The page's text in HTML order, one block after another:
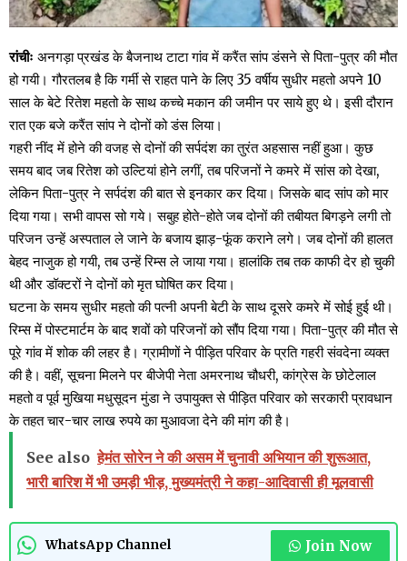
रांचीः अनगड़ा प्रखंड के बैजनाथ टाटा गांव में करैंत सांप डंसने से पिता-पुत्र की मौत
हो गयी। गौरतलब है कि गर्मी से राहत पाने के लिए 35 वर्षीय सुधीर महतो अपने 10
साल के बेटे रितेश महतो के साथ कच्चे मकान की जमीन पर साये हुए थे। इसी दौरान
रात एक बजे करैंत सांप ने दोनों को डंस लिया।
गहरी नींद में होने की वजह से दोनों की सर्पदंश का तुरंत अहसास नहीं हुआ। कुछ
समय बाद जब रितेश को उल्टियां होने लगीं, तब परिजनों ने कमरे में सांस को देखा,
लेकिन पिता-पुत्र ने सर्पदंश की बात से इनकार कर दिया। जिसके बाद सांप को मार
दिया गया। सभी वापस सो गये। सबुह होते-होते जब दोनों की तबीयत बिगड़ने लगी तो
परिजन उन्हें अस्पताल ले जाने के बजाय झाड़-फूंक कराने लगे। जब दोनों की हालत
बेहद नाजुक हो गयी, तब उन्हें रिम्स ले जाया गया। हालांकि तब तक काफी देर हो चुकी
थी और डॉक्टरों ने दोनों को मृत घोषित कर दिया।
घटना के समय सुधीर महतो की पत्नी अपनी बेटी के साथ दूसरे कमरे में सोई हुई थी।
रिम्स में पोस्टमार्टम के बाद शवों को परिजनों को सौंप दिया गया। पिता-पुत्र की मौत से
पूरे गांव में शोक की लहर है। ग्रामीणों ने पीड़ित परिवार के प्रति गहरी संवदेना व्यक्त
की है। वहीं, सूचना मिलने पर बीजेपी नेता अमरनाथ चौधरी, कांग्रेस के छोटेलाल
महतो व पूर्व मुखिया मधुसूदन मुंडा ने उपायुक्त से पीड़ित परिवार को सरकारी प्रावधान
के तहत चार-चार लाख रुपये का मुआवजा देने की मांग की है।
See also हेमंत सोरेन ने की असम में चुनावी अभियान की शुरूआत,
भारी बारिश में भी उमड़ी भीड़, मुख्यमंत्री ने कहा-आदिवासी ही मूलवासी
WhatsApp Channel Join Now